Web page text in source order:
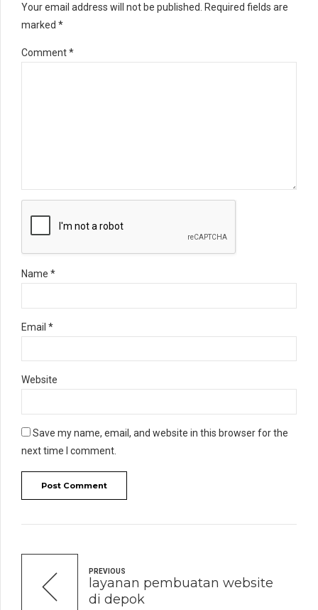
Your email address will not be published. Required fields are
marked *
Comment*
Name *
Email *
Website
Save my name, email, and website in this browser for the
next time I comment.
Post Comment
PREVIOUS
layanan pembuatan website
di depok